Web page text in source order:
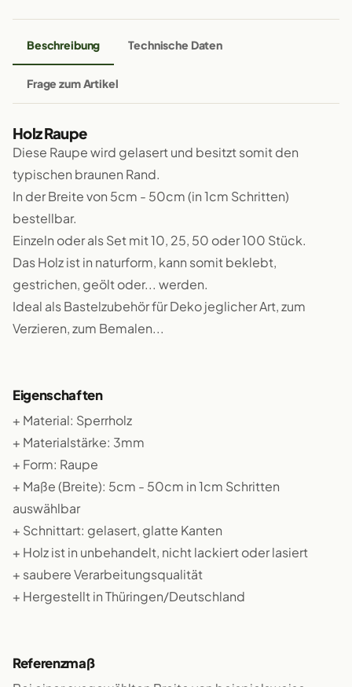
Beschreibung Technische Daten
Frage zum Artikel
Holz Raupe
Diese Raupe wird gelasert und besitzt somit den
typischen braunen Rand.
In der Breite von 5cm - 50cm (in 1cm Schritten)
bestellbar.
Einzeln oder als Set mit 10, 25, 50 oder 100 Stück.
Das Holz ist in naturform, kann somit beklebt,
gestrichen, geölt oder... werden.
Ideal als Bastelzubehör für Deko jeglicher Art, zum
Verzieren, zum Bemalen...
Eigenschaften
+ Material: Sperrholz
+ Materialstärke: 3mm
+ Form: Raupe
+ Maße (Breite): 5cm - 50cm in 1cm Schritten
auswählbar
+ Schnittart: gelasert, glatte Kanten
+ Holz ist in unbehandelt, nicht lackiert oder lasiert
+ saubere Verarbeitungsqualität
+ Hergestellt in Thüringen/Deutschland
Referenzmaß